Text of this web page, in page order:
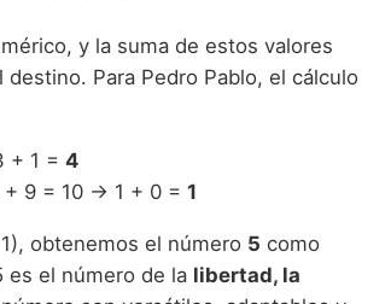
y la suma de estos valores
Para Pedro Pablo, el cálculo
+ 1 = 4
9 = 10 → 1 + 0 = 1
obtenemos el número 5 como
es el número de la libertad, la